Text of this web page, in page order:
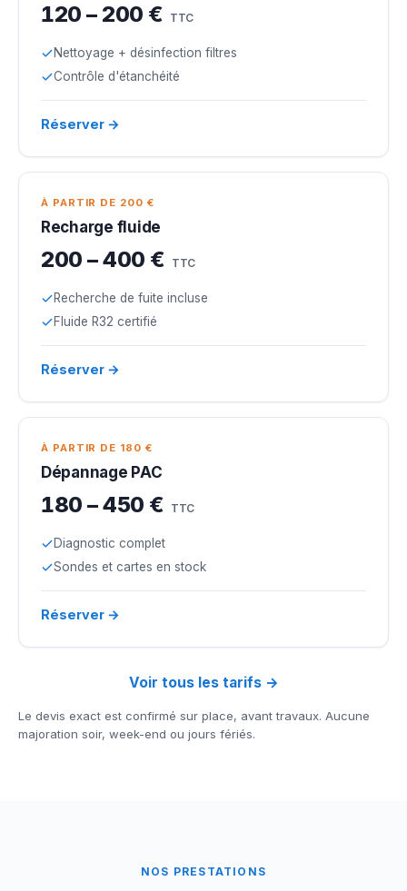
120 – 200 € TTC
Nettoyage + désinfection filtres
Contrôle d'étanchéité
Réserver →
À PARTIR DE 200 €
Recharge fluide
200 – 400 € TTC
Recherche de fuite incluse
Fluide R32 certifié
Réserver →
À PARTIR DE 180 €
Dépannage PAC
180 – 450 € TTC
Diagnostic complet
Sondes et cartes en stock
Réserver →
Voir tous les tarifs →
Le devis exact est confirmé sur place, avant travaux. Aucune
majoration soir, week-end ou jours fériés.
NOS PRESTATIONS